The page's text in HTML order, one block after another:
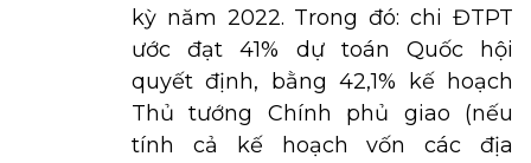
kỳ năm 2022. Trong đó: chi ĐTPT
ước đạt 41% dự toán Quốc hội
quyết định, bằng 42,1% kế hoạch
Thủ tướng Chính phủ giao (nếu
tính cả kế hoạch vốn các địa